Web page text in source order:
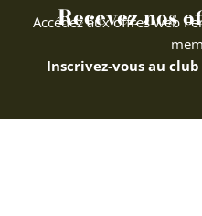
Recevez nos
Accédez aux offres web
Inscrivez-vous au